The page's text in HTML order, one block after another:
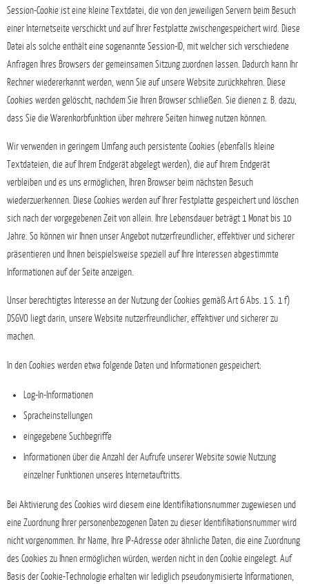
Session-Cookie ist eine kleine Textdatei, die von den jeweiligen Servern beim Besuch
einer Internetseite verschickt und auf Ihrer Festplatte zwischengespeichert wird. Diese
Datei als solche enthält eine sogenannte Session-ID, mit welcher sich verschiedene
Anfragen Ihres Browsers der gemeinsamen Sitzung zuordnen lassen. Dadurch kann Ihr
Rechner wiedererkannt werden, wenn Sie auf unsere Website zurückkehren. Diese
Cookies werden gelöscht, nachdem Sie Ihren Browser schließen. Sie dienen z. B. dazu,
dass Sie die Warenkorbfunktion über mehrere Seiten hinweg nutzen können.
Wir verwenden in geringem Umfang auch persistente Cookies (ebenfalls kleine
Textdateien, die auf Ihrem Endgerät abgelegt werden), die auf Ihrem Endgerät
verbleiben und es uns ermöglichen, Ihren Browser beim nächsten Besuch
wiederzuerkennen. Diese Cookies werden auf Ihrer Festplatte gespeichert und löschen
sich nach der vorgegebenen Zeit von allein. Ihre Lebensdauer beträgt 1 Monat bis 10
Jahre. So können wir Ihnen unser Angebot nutzerfreundlicher, effektiver und sicherer
präsentieren und Ihnen beispielsweise speziell auf Ihre Interessen abgestimmte
Informationen auf der Seite anzeigen.
Unser berechtigtes Interesse an der Nutzung der Cookies gemäß Art 6 Abs. 1 S. 1 f)
DSGVO liegt darin, unsere Website nutzerfreundlicher, effektiver und sicherer zu
machen.
In den Cookies werden etwa folgende Daten und Informationen gespeichert:
Log-In-Informationen
Spracheinstellungen
eingegebene Suchbegriffe
Informationen über die Anzahl der Aufrufe unserer Website sowie Nutzung
einzelner Funktionen unseres Internetauftritts.
Bei Aktivierung des Cookies wird diesem eine Identifikationsnummer zugewiesen und
eine Zuordnung Ihrer personenbezogenen Daten zu dieser Identifikationsnummer wird
nicht vorgenommen. Ihr Name, Ihre IP-Adresse oder ähnliche Daten, die eine Zuordnung
des Cookies zu Ihnen ermöglichen würden, werden nicht in den Cookie eingelegt. Auf
Basis der Cookie-Technologie erhalten wir lediglich pseudonymisierte Informationen,